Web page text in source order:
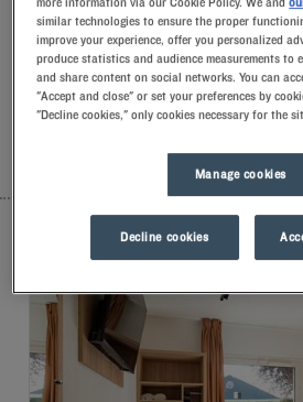
una sonrisa y pequeños detalles
significado.Descubrirá la comodidad
almohada de espuma con memoria de
el día con buen pie, podrá
alojarse en un Kyriad.Mímese con un
desayunar… ¡Y ya tendrá dos buenas
MAPA
similar technologies to ensure the proper
improve your experience, offer you personalized
produce statistics and audience measurements to
and share content on social networks. You can
"Accept and close" or set your preferences by
"Decline cookies," only cookies necessary for the
Manage cookies
Decline cookies